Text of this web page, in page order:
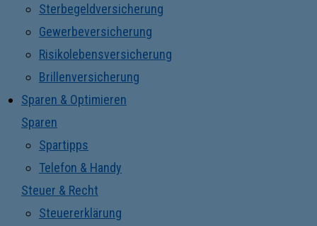
Sterbegeldversicherung
Gewerbeversicherung
Risikolebensversicherung
Brillenversicherung
Sparen & Optimieren
Sparen
Spartipps
Telefon & Handy
Steuer & Recht
Steuererklärung